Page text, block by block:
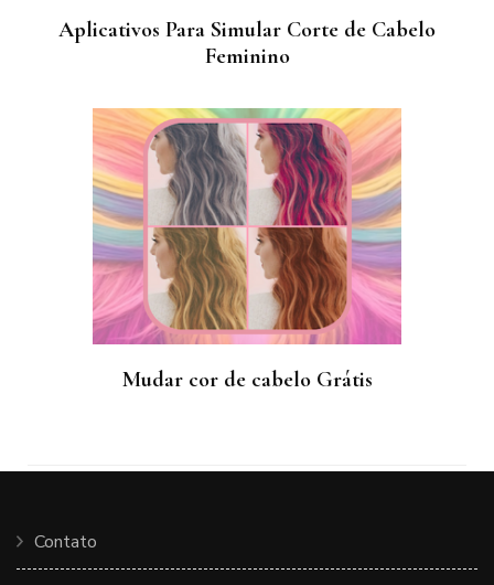
Aplicativos Para Simular Corte de Cabelo
Feminino
Mudar cor de cabelo Grátis
Contato